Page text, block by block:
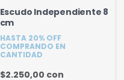
Escudo Independiente 8
cm
HASTA 20% OFF
COMPRANDO EN
CANTIDAD
$2.250,00 con